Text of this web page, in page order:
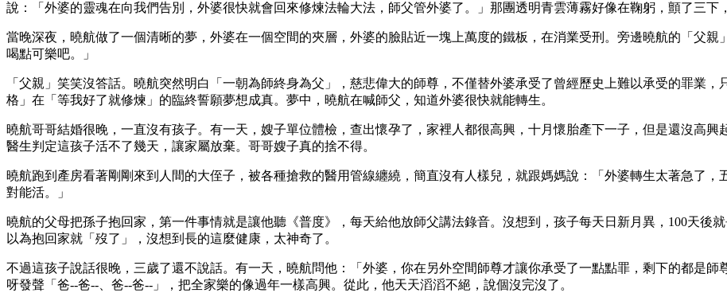
說：「外婆的靈魂在向我們告別，外婆很快就會回來修煉法輪大法，師父管外婆了。」那團透明青雲薄霧好像在鞠躬，顫了三下
當晚深夜，曉航做了一個清晰的夢，外婆在一個空間的夾層，外婆的臉貼近一塊上萬度的鐵板，在消業受刑。旁邊曉航的「父
喝點可樂吧。」
「父親」笑笑沒答話。曉航突然明白「一朝為師終身為父」，慈悲偉大的師尊，不僅替外婆承受了曾經歷史上難以承受的罪業
格」在「等我好了就修煉」的臨終誓願夢想成真。夢中，曉航在喊師父，知道外婆很快就能轉生。
曉航哥哥結婚很晚，一直沒有孩子。有一天，嫂子單位體檢，查出懷孕了，家裡人都很高興，十月懷胎產下一子，但是還沒高興
醫生判定這孩子活不了幾天，讓家屬放棄。哥哥嫂子真的捨不得。
曉航跑到產房看著剛剛來到人間的大侄子，被各種搶救的醫用管線纏繞，簡直沒有人樣兒，就跟媽媽說：「外婆轉生太著急了
對能活。」
曉航的父母把孫子抱回家，第一件事情就是讓他聽《普度》，每天給他放師父講法錄音。沒想到，孩子每天日新月異，100天後
以為抱回家就「歿了」，沒想到長的這麼健康，太神奇了。
不過這孩子說話很晚，三歲了還不說話。有一天，曉航問他：「外婆，你在另外空間師尊才讓你承受了一點點罪，剩下的都是
呀發聲「爸--爸--、爸--爸--」，把全家樂的像過年一樣高興。從此，他天天滔滔不絕，說個沒完沒了。